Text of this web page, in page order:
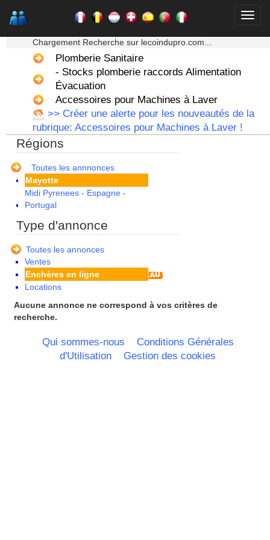
Chargement Recherche sur lecoindupro.com...
Plomberie Sanitaire
- Stocks plomberie raccords Alimentation
Évacuation
Accessoires pour Machines à Laver
>> Créer une alerte pour les nouveautés de la
rubrique: Accessoires pour Machines à Laver !
Régions
Toutes les annnonces
Centre
Champagne Ardenne
Corse
Franche Comte - Suisse
Guadeloupe
Guyane
Haute Normandie
Ile de France
La Réunion
Languedoc Roussillon
Limousin
Lorraine
Martinique
Mayotte
Midi Pyrenees - Espagne -
Portugal
Pays Bas
Picardie
Poitou Charentes
Principauté de Monaco
Provence Alpes Cote d'Azur -
Italie
Rhone Alpes
Type d'annonce
Toutes les annonces
Ventes
Enchères en ligne
Locations
Aucune annonce ne correspond à vos critères de
recherche.
Qui sommes-nous
Conditions Générales
d'Utilisation
Gestion des cookies